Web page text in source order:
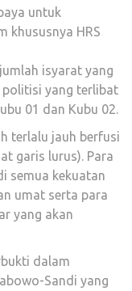
untuk
khususnya HRS
isyarat yang
politisi yang terlibat
01 dan Kubu 02.
terlalu jauh berfusi
garis lurus). Para
semua kekuatan
umat serta para
yang akan
dalam
Sandi yang